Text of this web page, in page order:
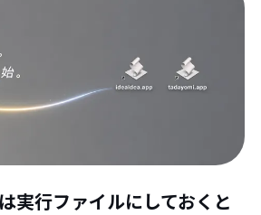
実行ファイルにしておくと